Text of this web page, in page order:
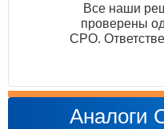
Все наши
проверены
СРО.
Аналоги